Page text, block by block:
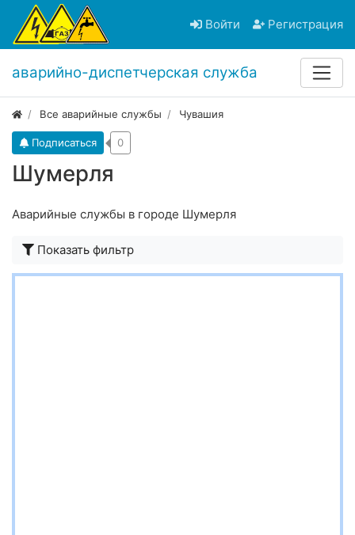
Войти Регистрация
аварийно-диспетчерская служба
Все аварийные службы Чувашия
Шумерля
Подписаться 0
Аварийные службы в городе Шумерля
Показать фильтр